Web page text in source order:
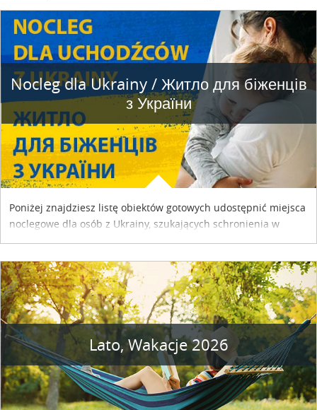
Nocleg dla Ukrainy / Житло для бiженцiв
з України
Poniżej znajdziesz listę obiektów gotowych udostępnić miejsca
noclegowe dla osób z Ukrainy, szukających schronienia w
naszym kraju. Skontaktuj się z właścicielem obiektu i uzgodnij
Lato, Wakacje 2026